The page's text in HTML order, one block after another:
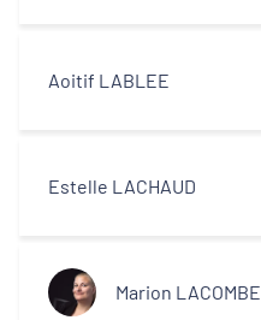
Aoitif LABLEE
Estelle LACHAUD
Marion LACOMBE